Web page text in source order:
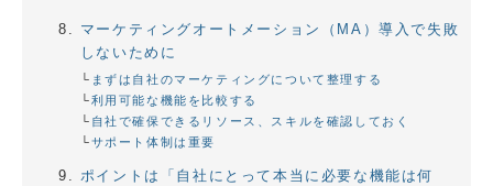
マーケティングオートメーション（MA）導入で失敗
しないために
まずは自社のマーケティングについて整理する
利用可能な機能を比較する
自社で確保できるリソース、スキルを確認しておく
サポート体制は重要
ポイントは「自社にとって本当に必要な機能は何